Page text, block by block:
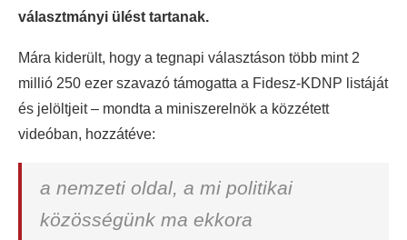
választmányi ülést tartanak.
Mára kiderült, hogy a tegnapi választáson több mint 2
millió 250 ezer szavazó támogatta a Fidesz-KDNP listáját
és jelöltjeit – mondta a miniszerelnök a közzétett
videóban, hozzátéve:
a nemzeti oldal, a mi politikai
közösségünk ma ekkora